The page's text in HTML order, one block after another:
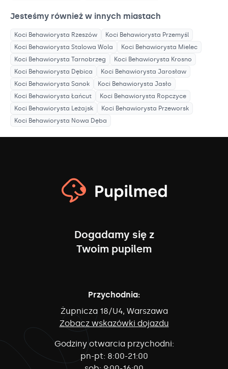
Jesteśmy również w innych miastach
Koci Behawiorysta Rzeszów Koci Behawiorysta Przemyśl
Koci Behawiorysta Stalowa Wola Koci Behawiorysta Mielec
Koci Behawiorysta Tarnobrzeg Koci Behawiorysta Krosno
Koci Behawiorysta Dębica Koci Behawiorysta Jarosław
Koci Behawiorysta Sanok Koci Behawiorysta Jasło
Koci Behawiorysta Łańcut Koci Behawiorysta Ropczyce
Koci Behawiorysta Leżajsk Koci Behawiorysta Przeworsk
Koci Behawiorysta Nowa Dęba
Dogadamy się z
Twoim pupilem
Przychodnia:
Żupnicza 18/U4, Warszawa
Zobacz wskazówki dojazdu
Godziny otwarcia przychodni:
pn-pt: 8:00-21:00